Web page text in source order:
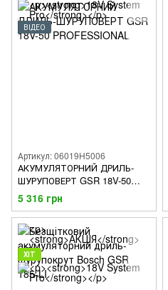
18V 4.0 Ah і з/п GAL 18V-40 в
сумці M-BAG
ВІДЕО
Артикул: 06019H5006
АКУМУЛЯТОРНИЙ ДРИЛЬ-
ШУРУПОВЕРТ GSR 18V-50
PROFESSIONAL
5 316 грн
ХІТ